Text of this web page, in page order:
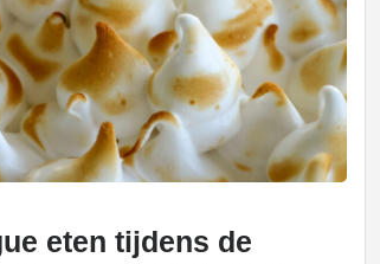
eten tijdens de